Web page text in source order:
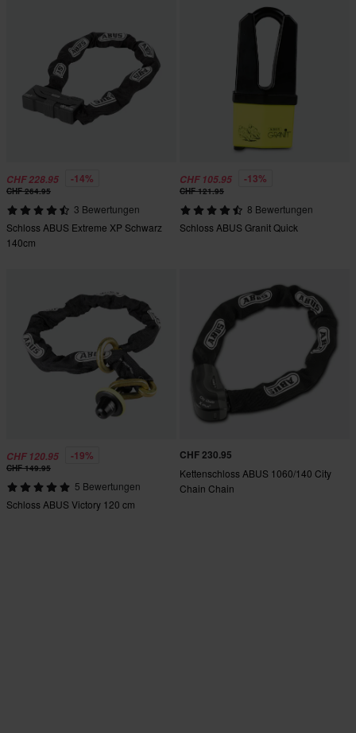
CHF 228.95 -14%
CHF 264.95
3 Bewertungen
Schloss ABUS Extreme XP Schwarz
140cm
CHF 105.95 -13%
CHF 121.95
8 Bewertungen
Schloss ABUS Granit Quick
CHF 120.95 -19%
CHF 149.95
5 Bewertungen
Schloss ABUS Victory 120 cm
CHF 230.95
Kettenschloss ABUS 1060/140 City
Chain Chain